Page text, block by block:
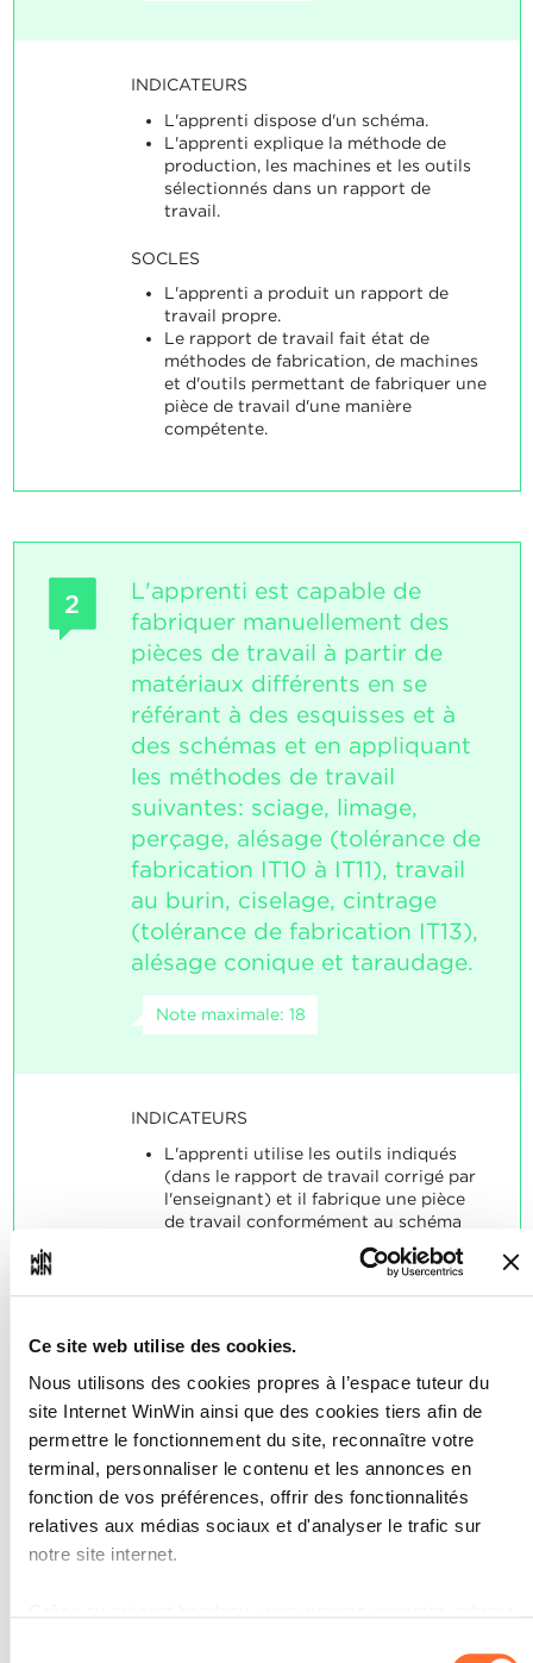
Ce site web utilise des cookies.
Nous utilisons des cookies propres à l’espace tuteur du
site Internet WinWin ainsi que des cookies tiers afin de
permettre le fonctionnement du site, reconnaître votre
terminal, personnaliser le contenu et les annonces en
fonction de vos préférences, offrir des fonctionnalités
relatives aux médias sociaux et d'analyser le trafic sur
notre site internet.
INDICATEURS
L'apprenti dispose d'un schéma.
L'apprenti explique la méthode de
production, les machines et les outils
sélectionnés dans un rapport de
travail.
SOCLES
L'apprenti a produit un rapport de
travail propre.
Le rapport de travail fait état de
méthodes de fabrication, de machines
et d'outils permettant de fabriquer une
pièce de travail d'une manière
compétente.
2
L'apprenti est capable de
fabriquer manuellement des
pièces de travail à partir de
matériaux différents en se
référant à des esquisses et à
des schémas et en appliquant
les méthodes de travail
suivantes: sciage, limage,
perçage, alésage (tolérance de
fabrication IT10 à IT11), travail
au burin, ciselage, cintrage
(tolérance de fabrication IT13),
alésage conique et taraudage.
Note maximale: 18
INDICATEURS
L'apprenti utilise les outils indiqués
(dans le rapport de travail corrigé par
l'enseignant) et il fabrique une pièce
de travail conformément au schéma
SOCLES
travail conforme au schéma et aux
3
L'apprenti est capable de
sélectionner et de manipuler